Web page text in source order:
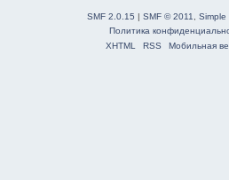
SMF 2.0.15 | SMF © 2011
Simple
Политика
XHTML
RSS Мобильная